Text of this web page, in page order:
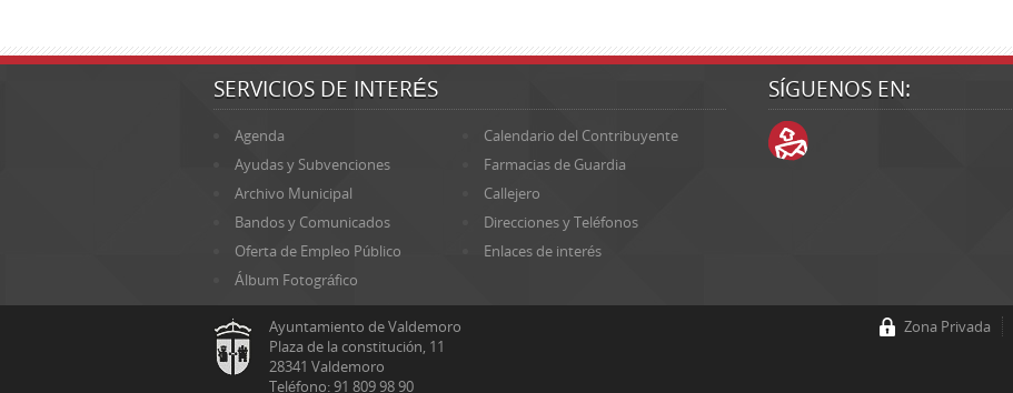
SERVICIOS DE INTERÉS
Agenda
Calendario del Contribuyente
Ayudas y Subvenciones
Farmacias de Guardia
Archivo Municipal
Callejero
Bandos y Comunicados
Direcciones y Teléfonos
Oferta de Empleo Público
Enlaces de interés
Álbum Fotográfico
SÍGUENOS EN:
Ayuntamiento de Valdemoro
Plaza de la constitución, 11
28341 Valdemoro
Teléfono: 91 809 98 90
Zona Privada